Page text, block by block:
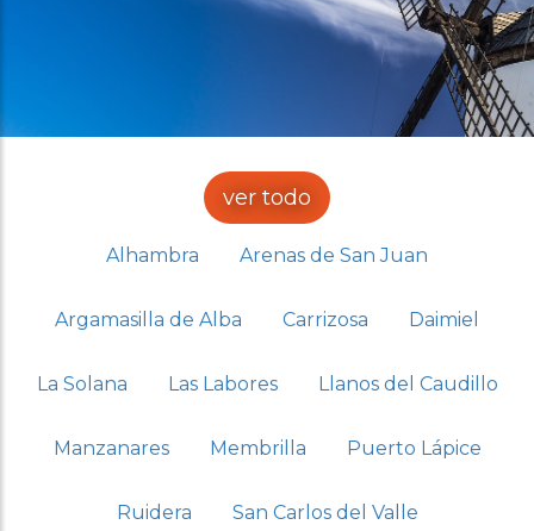
ver todo
Alhambra Arenas de San Juan
Argamasilla de Alba Carrizosa Daimiel
La Solana Las Labores Llanos del Caudillo
Manzanares Membrilla Puerto Lápice
Ruidera San Carlos del Valle